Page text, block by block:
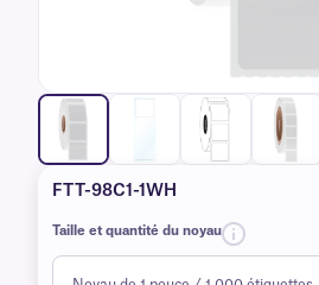
FTT-98C1-1WH
Taille et quantité du noyau